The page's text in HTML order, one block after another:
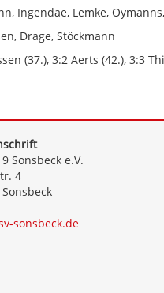
Ingendae, Lemke,
Drage, Stöckmann
(37.), 3:2 Aerts (42.), 3:3
Sonsbeck e.V.
4
sonsbeck.de